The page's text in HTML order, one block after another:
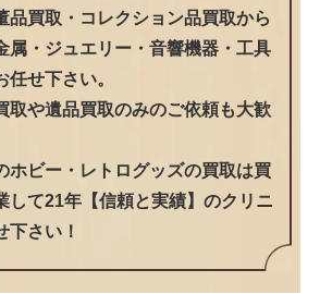
品買取・コレクション品買取から
属・ジュエリー・音響機器・工具
任せ下さい。
取や遺品買取のみのご依頼も大歓
ホビー・レトログッズの買取は買
して21年【信頼と実績】のクリニ
下さい！